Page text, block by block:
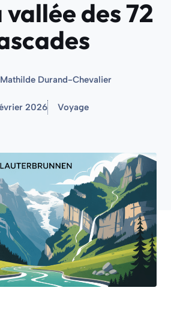
des 72
Mathilde Durand-Chevalier
2026 Voyage